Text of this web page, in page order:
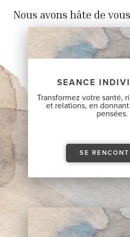
Nous avons hâte de
SEANCE
Transformez votre santé,
et relations, en
pensées.
SE